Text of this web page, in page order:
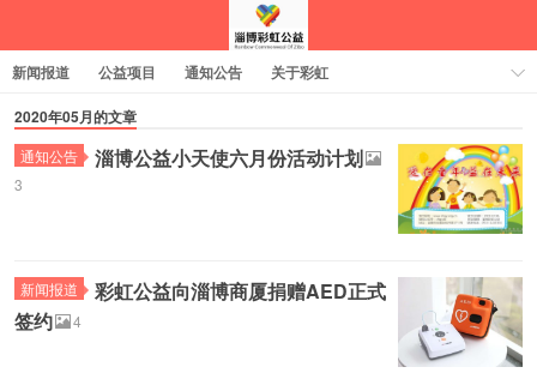
新闻报道 公益项目 通知公告 关于彩虹
2020年05月的文章
通知公告 淄博公益小天使六月份活动计划
3
新闻报道
彩虹公益向淄博商厦捐赠AED正式
签约
4